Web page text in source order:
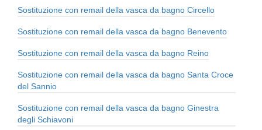
Sostituzione con remail della vasca da bagno Circello
Sostituzione con remail della vasca da bagno Benevento
Sostituzione con remail della vasca da bagno Reino
Sostituzione con remail della vasca da bagno Santa Croce
del Sannio
Sostituzione con remail della vasca da bagno Ginestra
degli Schiavoni